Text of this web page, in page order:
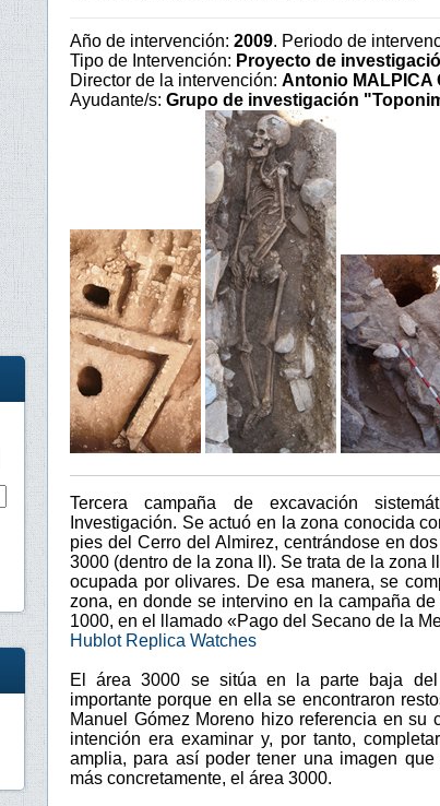
Año de intervención: 2009. Periodo de
Tipo de Intervención: Proyecto de
Director de la intervención: Antonio MALPICA
Ayudante/s: Grupo de investigación
Tercera campaña de excavación
Investigación. Se actuó en la zona conocida
pies del Cerro del Almirez, centrándose en
3000 (dentro de la zona II). Se trata de la zona
ocupada por olivares. De esa manera, se
zona, en donde se intervino en la campaña
1000, en el llamado «Pago del Secano de la
Hublot Replica Watches
El área 3000 se sitúa en la parte baja del
importante porque en ella se encontraron
Manuel Gómez Moreno hizo referencia en su
intención era examinar y, por tanto,
amplia, para así poder tener una imagen
más concretamente, el área 3000.